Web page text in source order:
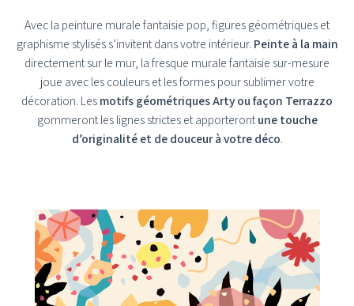
Avec la peinture murale fantaisie pop, figures géométriques et
graphisme stylisés s’invitent dans votre intérieur. Peinte à la main
directement sur le mur, la fresque murale fantaisie sur-mesure
joue avec les couleurs et les formes pour sublimer votre
décoration. Les motifs géométriques Arty ou façon Terrazzo
gommeront les lignes strictes et apporterontune touche
d’originalité et de douceur à votre déco.